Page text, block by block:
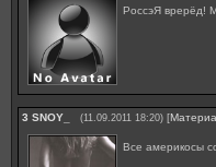
РоссэЯ врерёд!
3 SNOY_ (11.09.2011 18:20) [
Все америкосы